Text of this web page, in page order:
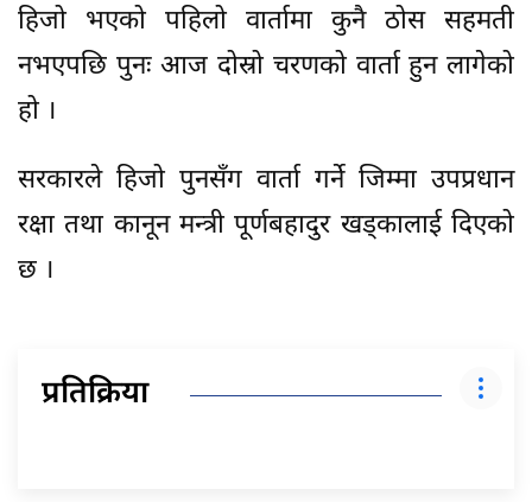
हिजो भएको पहिलो वार्तामा कुनै ठोस सहमती
नभएपछि पुनः आज दोस्रो चरणको वार्ता हुन लागेको
हो ।
सरकारले हिजो पुनसँग वार्ता गर्ने जिम्मा उपप्रधान
रक्षा तथा कानून मन्त्री पूर्णबहादुर खड्कालाई दिएको
छ ।
प्रतिक्रिया